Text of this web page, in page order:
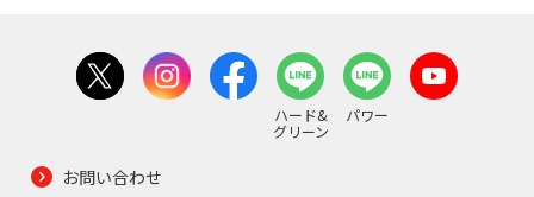
ハード&
グリーン
パワー
お問い合わせ